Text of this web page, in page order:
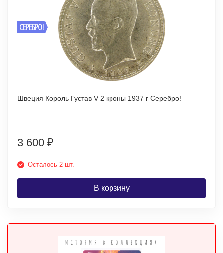
СЕРЕБРО!
Швеция Король Густав V 2 кроны 1937 г Серебро!
3 600 ₽
Осталось 2 шт.
В корзину